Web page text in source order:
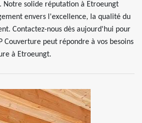
Notre solide réputation à Etroeungt
envers l'excellence, la qualité du
Contactez-nous dès aujourd'hui pour
Couverture peut répondre à vos besoins
à Etroeungt.